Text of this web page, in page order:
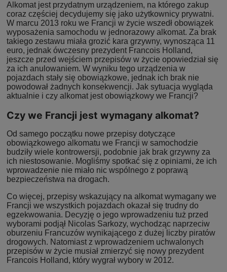
Alkomat jest przydatnym urządzeniem, na którego zakup
coraz częściej decydujemy się jako użytkownicy prywatni.
W marcu 2013 roku we Francji w życie wszedł obowiązek
wyposażenia samochodu w jednorazowy alkomat. Za brak
takiego zestawu miała grozić kara grzywny, wynosząca 11
euro, jednak ówczesny prezydent Francois Holland,
jeszcze przed wejściem przepisów w życie opowiedział się
za ich anulowaniem. W wyniku tego urządzenia w
pojazdach stały się obowiązkowe, jednak ich brak nie
powodował żadnych konsekwencji. Jak sytuacja wygląda
aktualnie i czy alkomat jest obowiązkowy we Francji?
Czy we Francji jest wymagany alkomat?
Od samego początku nowe przepisy dotyczące
obowiązkowego alkomatu we Francji w samochodzie
budziły wiele kontrowersji, podobnie jak brak grzywny za
ich niestosowanie. Mogliśmy spotkać się z opiniami, że ich
wprowadzenie nie miało nic wspólnego z poprawą
bezpieczeństwa na drogach.
Co więcej, przepisy wskazujący na alkomat wymagany we
Francji we wszystkich pojazdach okazał się trudny do
egzekwowania. Decyzję o jego wprowadzeniu tuż przed
wyborami podjął Nicolas Sarkozy, wychodząc naprzeciw
oburzeniu Francuzów wynikającego z dużej liczby piratów
drogowych. Natomiast z wprowadzeniem uchwalonych
przepisów w życie musiał zmierzyć się nowy prezydent
Francois Holland, który wygrał wybory w 2012.